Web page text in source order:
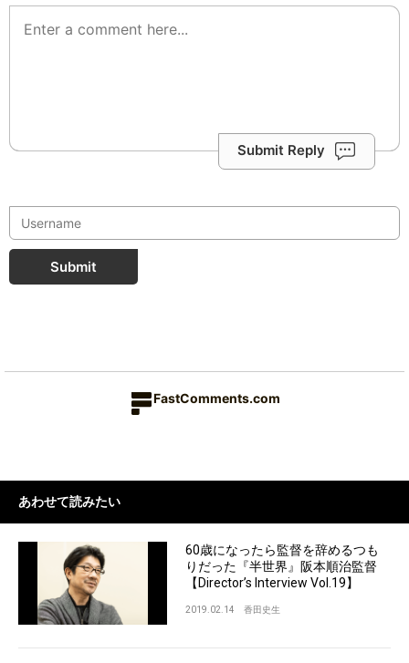
Submit Reply
Submit
FastComments.com
あわせて読みたい
60歳になったら監督を辞めるつも
りだった『半世界』阪本順治監督
【Director’s Interview Vol.19】
2019.02.14 香田史生